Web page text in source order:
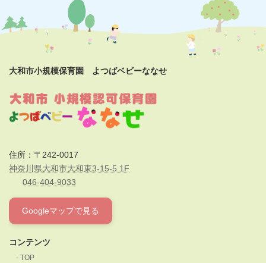
大和市小規模保育園 よつばベビーななせ
住所：〒242-0017
神奈川県大和市大和東3-15-5 1F
046-404-9033
Googleマップで見る
コンテンツ
TOP